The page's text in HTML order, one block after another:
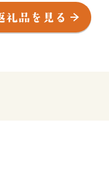
ふなずし…。